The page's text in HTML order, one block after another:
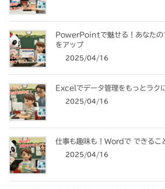
PowerPointで魅せる！あなたの
をアップ
2025/04/16
Excelでデータ管理をもっとラク
2025/04/16
仕事も趣味も！Wordで できるこ
2025/04/16